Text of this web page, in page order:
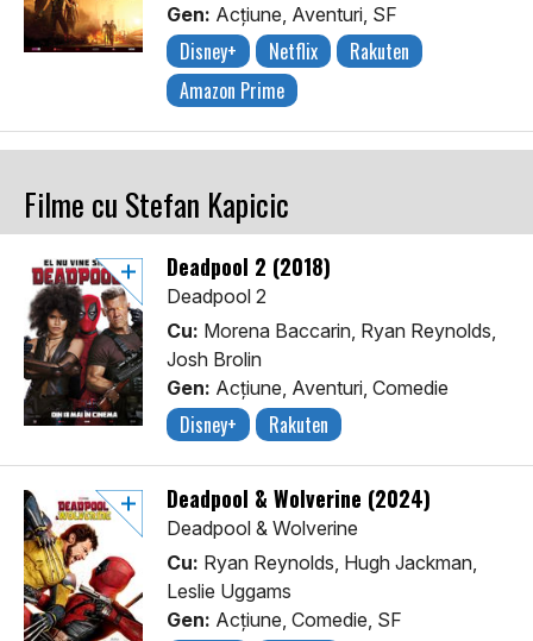
Gen: Acţiune, Aventuri, SF
Disney+ Netflix
Rakuten
Amazon Prime
Filme cu Stefan Kapicic
Deadpool 2 (2018)
Deadpool 2
Cu: Morena Baccarin, Ryan Reynolds,
Josh Brolin
Gen: Acţiune, Aventuri, Comedie
Disney+ Rakuten
Deadpool & Wolverine (2024)
Deadpool & Wolverine
Cu: Ryan Reynolds, Hugh Jackman,
Leslie Uggams
Gen: Acţiune, Comedie, SF